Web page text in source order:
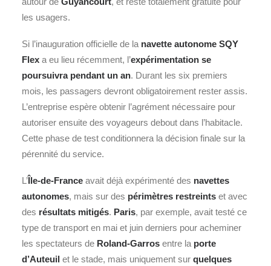
les usagers.
Si l’inauguration officielle de la navette autonome SQY
Flex a eu lieu récemment, l’expérimentation se
poursuivra pendant un an. Durant les six premiers
mois, les passagers devront obligatoirement rester assis.
L’entreprise espère obtenir l’agrément nécessaire pour
autoriser ensuite des voyageurs debout dans l’habitacle.
Cette phase de test conditionnera la décision finale sur la
pérennité du service.
L’Île-de-France avait déjà expérimenté des navettes
autonomes, mais sur des périmètres restreints et avec
des résultats mitigés. Paris, par exemple, avait testé ce
type de transport en mai et juin derniers pour acheminer
les spectateurs de Roland-Garros entre la porte
d’Auteuil et le stade, mais uniquement sur quelques